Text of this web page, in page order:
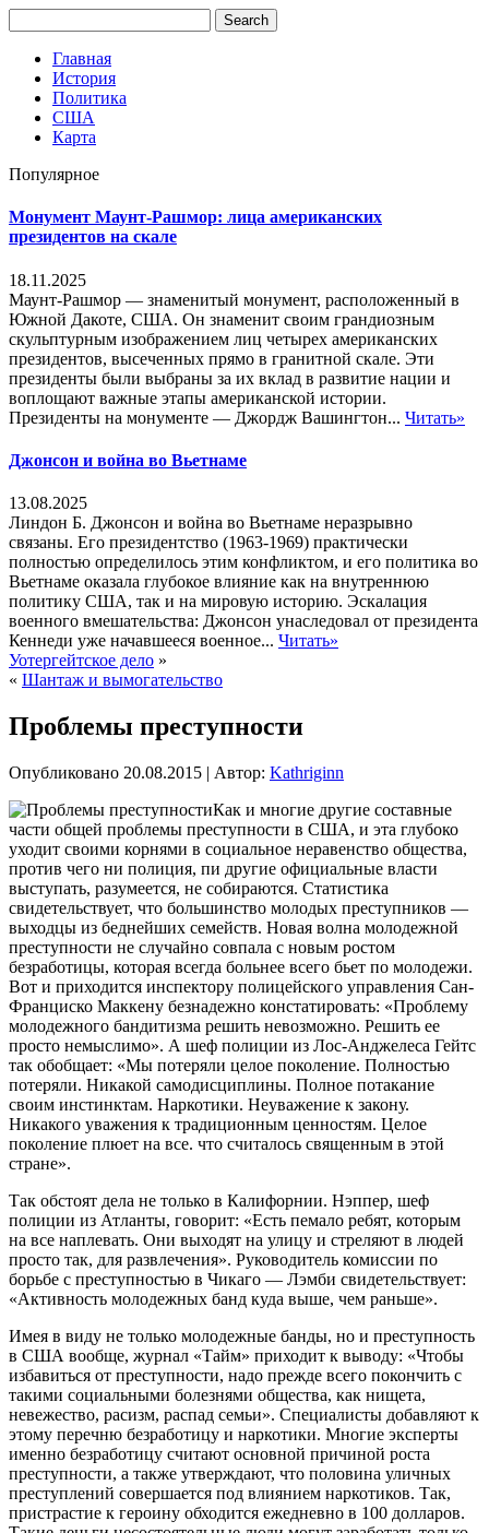
Главная
История
Политика
США
Карта
Популярное
Монумент Маунт-Рашмор: лица американских
президентов на скале
18.11.2025
Маунт-Рашмор — знаменитый монумент, расположенный в
Южной Дакоте, США. Он знаменит своим грандиозным
скульптурным изображением лиц четырех американских
президентов, высеченных прямо в гранитной скале. Эти
президенты были выбраны за их вклад в развитие нации и
воплощают важные этапы американской истории.
Президенты на монументе — Джордж Вашингтон... Читать»
Джонсон и война во Вьетнаме
13.08.2025
Линдон Б. Джонсон и война во Вьетнаме неразрывно
связаны. Его президентство (1963-1969) практически
полностью определилось этим конфликтом, и его политика во
Вьетнаме оказала глубокое влияние как на внутреннюю
политику США, так и на мировую историю. Эскалация
военного вмешательства: Джонсон унаследовал от президента
Кеннеди уже начавшееся военное... Читать»
Уотергейтское дело »
« Шантаж и вымогательство
Проблемы преступности
Опубликовано 20.08.2015 | Автор: Kathriginn
Как и многие другие составные
части общей проблемы преступности в США, и эта глубоко
уходит своими корнями в социальное неравенство общества,
против чего ни полиция, пи другие официальные власти
выступать, разумеется, не собираются. Статистика
свидетельствует, что большинство молодых преступников —
выходцы из беднейших семейств. Новая волна молодежной
преступности не случайно совпала с новым ростом
безработицы, которая всегда больнее всего бьет по молодежи.
Вот и приходится инспектору полицейского управления Сан-
Франциско Маккену безнадежно констатировать: «Проблему
молодежного бандитизма решить невозможно. Решить ее
просто немыслимо». А шеф полиции из Лос-Анджелеса Гейтс
так обобщает: «Мы потеряли целое поколение. Полностью
потеряли. Никакой самодисциплины. Полное потакание
своим инстинктам. Наркотики. Неуважение к закону.
Никакого уважения к традиционным ценностям. Целое
поколение плюет на все. что считалось священным в этой
стране».
Так обстоят дела не только в Калифорнии. Нэппер, шеф
полиции из Атланты, говорит: «Есть пемало ребят, которым
на все наплевать. Они выходят на улицу и стреляют в людей
просто так, для развлечения». Руководитель комиссии по
борьбе с преступностью в Чикаго — Лэмби свидетельствует:
«Активность молодежных банд куда выше, чем раньше».
Имея в виду не только молодежные банды, но и преступность
в США вообще, журнал «Тайм» приходит к выводу: «Чтобы
избавиться от преступности, надо прежде всего покончить с
такими социальными болезнями общества, как нищета,
невежество, расизм, распад семьи». Специалисты добавляют к
этому перечню безработицу и наркотики. Многие эксперты
именно безработицу считают основной причиной роста
преступности, а также утверждают, что половина уличных
преступлений совершается под влиянием наркотиков. Так,
пристрастие к героину обходится ежедневно в 100 долларов.